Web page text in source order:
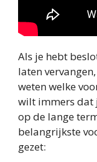
Als je hebt
laten
weten welke
wilt immers dat
op de lange
belangrijkste
gezet: